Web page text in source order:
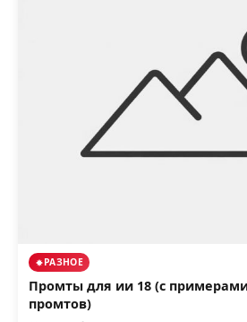
РАЗНОЕ
Промты для ии 18 (с
промтов)